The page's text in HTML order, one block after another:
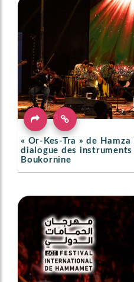
« Or-Kes-Tra » de
dialogue des instruments
Boukornine